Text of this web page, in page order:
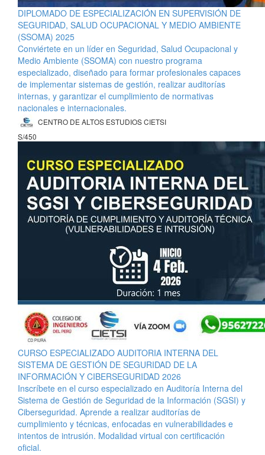
DIPLOMADO DE ESPECIALIZACIÓN EN SUPERVISIÓN DE
SEGURIDAD, SALUD OCUPACIONAL Y MEDIO AMBIENTE
(SSOMA) 2025
Conviértete en un líder en Seguridad, Salud Ocupacional y
Medio Ambiente (SSOMA) con nuestro programa
especializado, diseñado para formar profesionales capaces
de implementar sistemas de gestión, realizar auditorías
internas, y garantizar el cumplimiento de normativas
nacionales e internacionales.
CENTRO DE ALTOS ESTUDIOS CIETSI
S/450
CURSO ESPECIALIZADO AUDITORIA INTERNA DEL
SISTEMA DE GESTIÓN DE SEGURIDAD DE LA
INFORMACIÓN Y CIBERSEGURIDAD 2026
Inscríbete en el curso especializado en Auditoría Interna del
Sistema de Gestión de Seguridad de la Información (SGSI) y
Ciberseguridad. Aprende a realizar auditorías de
cumplimiento y técnicas, enfocadas en vulnerabilidades e
intentos de intrusión. Modalidad virtual con certificación
oficial.